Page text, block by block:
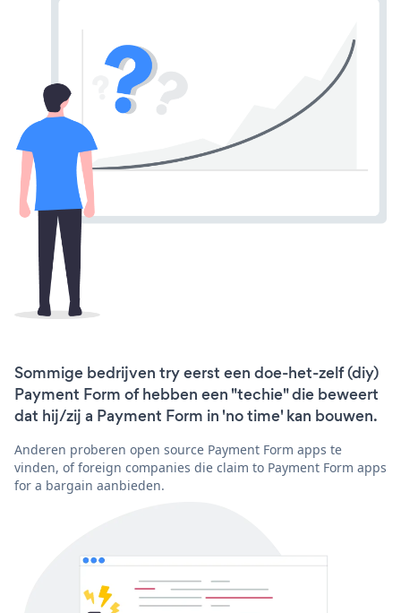
Sommige bedrijven try eerst een doe-het-zelf (diy)
Payment Form of hebben een "techie" die beweert
dat hij/zij a Payment Form in 'no time' kan bouwen.
Anderen proberen open source Payment Form apps te
vinden, of foreign companies die claim to Payment Form apps
for a bargain aanbieden.